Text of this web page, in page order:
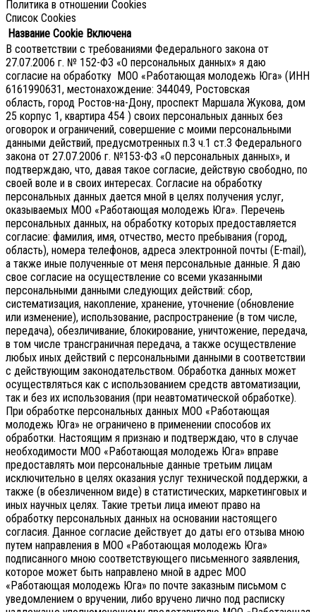
Политика в отношении Cookies
Список Cookies
Название Cookie Включена
В соответствии с требованиями Федерального закона от
27.07.2006 г. № 152-ФЗ «О персональных данных» я даю
согласие на обработку МОО «Работающая молодежь Юга» (ИНН
6161990631, местонахождение: 344049, Ростовская
область, город Ростов-на-Дону, проспект Маршала Жукова, дом
25 корпус 1, квартира 454 ) своих персональных данных без
оговорок и ограничений, совершение с моими персональными
данными действий, предусмотренных п.3 ч.1 ст.3 Федерального
закона от 27.07.2006 г. №153-ФЗ «О персональных данных», и
подтверждаю, что, давая такое согласие, действую свободно, по
своей воле и в своих интересах. Согласие на обработку
персональных данных дается мной в целях получения услуг,
оказываемых МОО «Работающая молодежь Юга». Перечень
персональных данных, на обработку которых предоставляется
согласие: фамилия, имя, отчество, место пребывания (город,
область), номера телефонов, адреса электронной почты (E-mail),
а также иные полученные от меня персональные данные. Я даю
свое согласие на осуществление со всеми указанными
персональными данными следующих действий: сбор,
систематизация, накопление, хранение, уточнение (обновление
или изменение), использование, распространение (в том числе,
передача), обезличивание, блокирование, уничтожение, передача,
в том числе трансграничная передача, а также осуществление
любых иных действий с персональными данными в соответствии
с действующим законодательством. Обработка данных может
осуществляться как с использованием средств автоматизации,
так и без их использования (при неавтоматической обработке).
При обработке персональных данных МОО «Работающая
молодежь Юга» не ограничено в применении способов их
обработки. Настоящим я признаю и подтверждаю, что в случае
необходимости МОО «Работающая молодежь Юга» вправе
предоставлять мои персональные данные третьим лицам
исключительно в целях оказания услуг технической поддержки, а
также (в обезличенном виде) в статистических, маркетинговых и
иных научных целях. Такие третьи лица имеют право на
обработку персональных данных на основании настоящего
согласия. Данное согласие действует до даты его отзыва мною
путем направления в МОО «Работающая молодежь Юга»
подписанного мною соответствующего письменного заявления,
которое может быть направлено мной в адрес МОО
«Работающая молодежь Юга» по почте заказным письмом с
уведомлением о вручении, либо вручено лично под расписку